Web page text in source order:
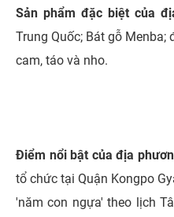
Sản phẩm đặc biệt của
Trung Quốc; Bát gỗ
cam, táo và nho.
Điểm nổi bật của địa
tổ chức tại Quận Kongpo
'năm con ngựa' theo lịch